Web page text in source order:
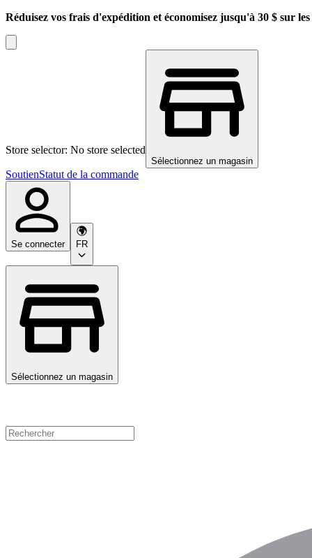
Réduisez vos frais d'expédition et économisez jusqu'à 30 $ sur
Store selector: No store selected
Sélectionnez un magasin
SoutienStatut de la commande
Se connecter FR
Sélectionnez un magasin